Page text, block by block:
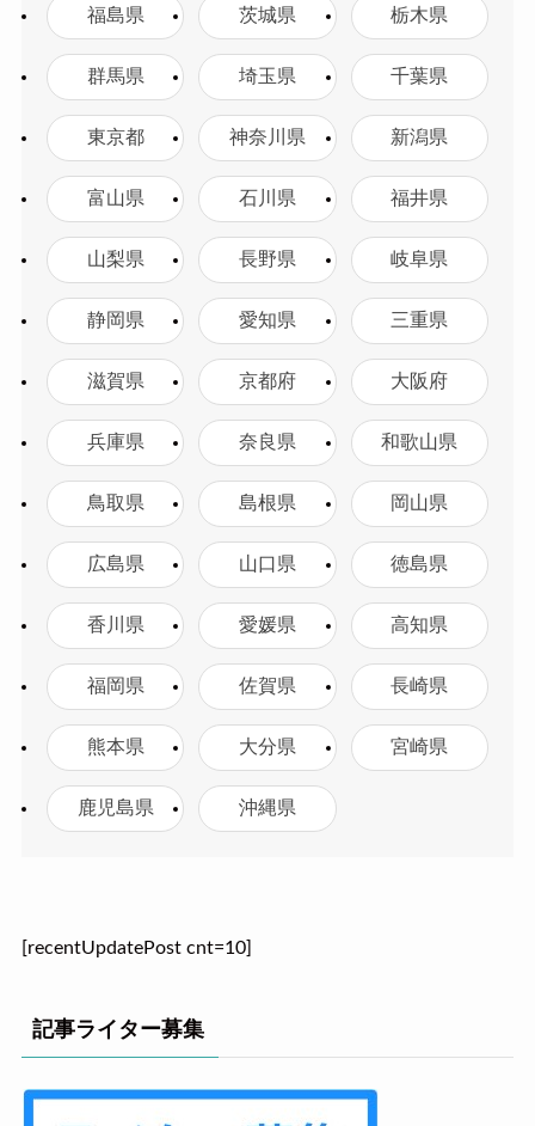
福島県 茨城県 栃木県
群馬県 埼玉県 千葉県
東京都 神奈川県 新潟県
富山県 石川県 福井県
山梨県 長野県 岐阜県
静岡県 愛知県 三重県
滋賀県 京都府 大阪府
兵庫県 奈良県 和歌山県
鳥取県 島根県 岡山県
広島県 山口県 徳島県
香川県 愛媛県 高知県
福岡県 佐賀県 長崎県
熊本県 大分県 宮崎県
鹿児島県 沖縄県
[recentUpdatePost cnt=10]
記事ライター募集